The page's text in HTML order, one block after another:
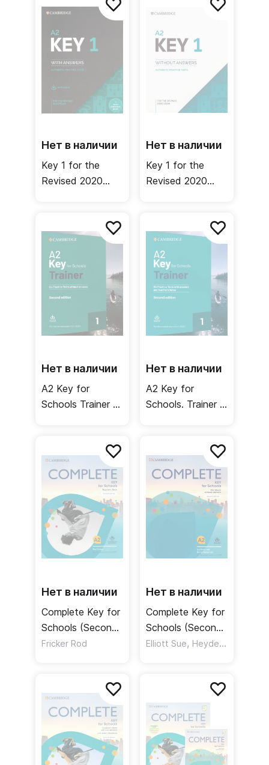
Book + Answers
Resource Bank /
Учебник +
ответы +
онлайн-ресурсы
Учебник без
ответов
Нет в наличии
Key 1 for the
Revised 2020
Resource Bank /
Учебник +
ответы +
онлайн-ресурсы
Нет в наличии
Key 1 for the
Revised 2020
without Answers /
Учебник без
ответов
Нет в наличии
A2 Key for
Schools Trainer 1
Нет в наличии
A2 Key for
Schools. Trainer 1
Six Practice Tests
with Answers
Нет в наличии
Complete Key for
Schools (Second
Edition) Teacher's
Class Audio /
Книга для
аудио-онлайн
Fricker Rod
Нет в наличии
Complete Key for
Schools (Second
Edition)
Download /
Рабочая тетрадь
без ответов +
аудио-онлайн
Elliott Sue, Heyderman Emma